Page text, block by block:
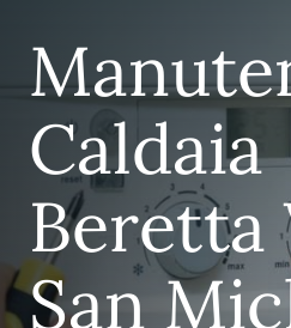
Caldaia
Beretta
San